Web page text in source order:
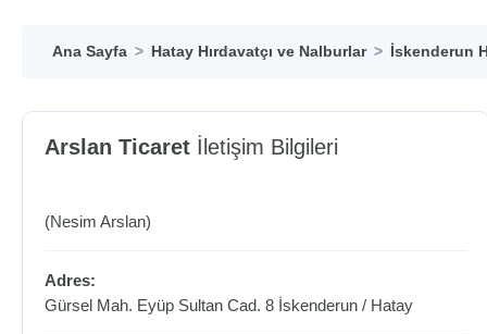
Ana Sayfa Hatay Hırdavatçı ve Nalburlar İskenderun
Arslan Ticaret İletişim Bilgileri
(Nesim Arslan)
Adres:
Gürsel Mah. Eyüp Sultan Cad. 8 İskenderun / Hatay